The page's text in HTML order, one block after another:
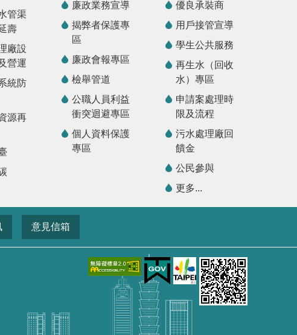
管渠
壽
廠設
營運
統防
源再
廉政業務宣導
揭弊者保護專
區
廉政會報專區
檢舉管道
公職人員利益
衝突迴避專區
個人資料保護
專區
優良承裝商
用戶接管宣導
學生公共服務
再生水（回收
水）專區
申請案處理時
限及流程
污水處理廠回
饋金
公民參與
更多...
意見信箱